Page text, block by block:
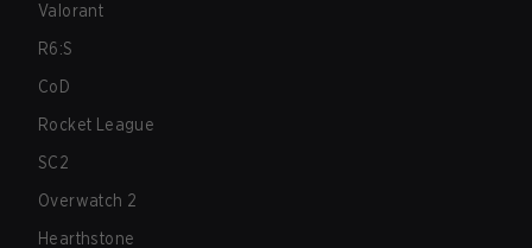
Valorant
R6:S
CoD
Rocket League
SC2
Overwatch 2
Hearthstone